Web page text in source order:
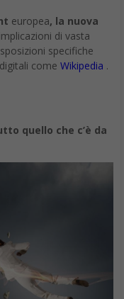
europea, la nuova
di vasta
specifiche
come Wikipedia .
quello che c’è da